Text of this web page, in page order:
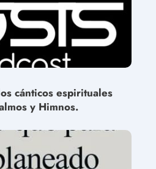
cánticos espirituales
y Himnos.